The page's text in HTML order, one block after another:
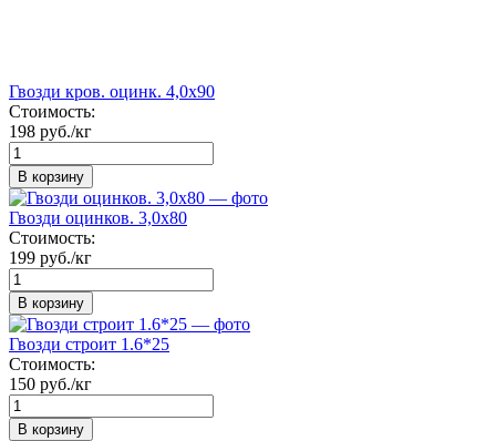
Гвозди кров. оцинк. 4,0х90
Стоимость:
198 руб./кг
В корзину
Гвозди оцинков. 3,0х80
Стоимость:
199 руб./кг
В корзину
Гвозди строит 1.6*25
Стоимость:
150 руб./кг
В корзину